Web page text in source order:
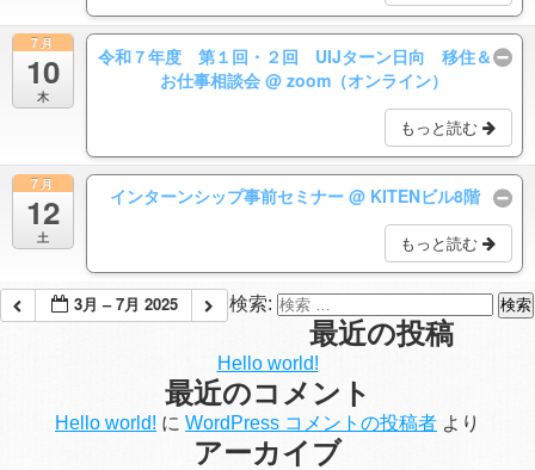
7月
10
木
令和７年度 第１回・２回 UIJターン日向 移住＆
お仕事相談会@ zoom（オンライン）
もっと読む
7月
12
土
インターンシップ事前セミナー @ KITENビル8階
もっと読む
3月 – 7月 2025 検索:
最近の投稿
Hello world!
最近のコメント
Hello world! に WordPress コメントの投稿者 より
アーカイブ